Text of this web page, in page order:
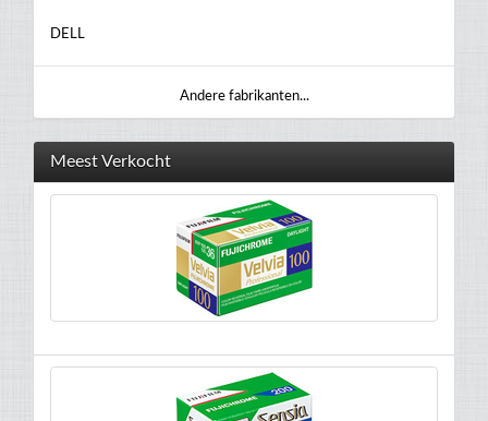
DELL
Andere fabrikanten...
Meest Verkocht